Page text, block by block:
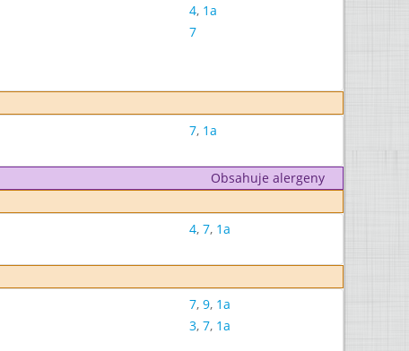
4, 1a
7
7, 1a
Obsahuje alergeny
4, 7, 1a
7, 9, 1a
3, 7, 1a